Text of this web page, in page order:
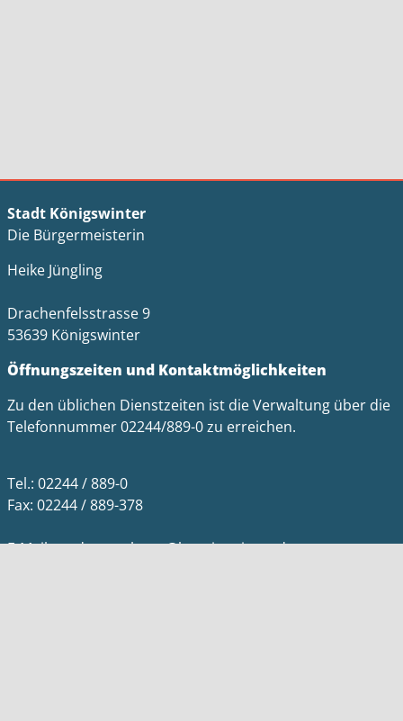
Stadt Königswinter
Die Bürgermeisterin
Heike Jüngling
Drachenfelsstrasse 9
53639 Königswinter
Öffnungszeiten und Kontaktmöglichkeiten
Zu den üblichen Dienstzeiten ist die Verwaltung über die
Telefonnummer 02244/889-0 zu erreichen.
Tel.: 02244 / 889-0
Fax: 02244 / 889-378
E-Mail: stadtverwaltung@koenigswinter.de